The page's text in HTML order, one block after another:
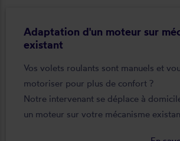
Adaptation d'un moteur sur
existant
Vos volets roulants sont manuels et
motoriser pour plus de confort ?
Notre intervenant se déplace à
un moteur sur votre mécanisme